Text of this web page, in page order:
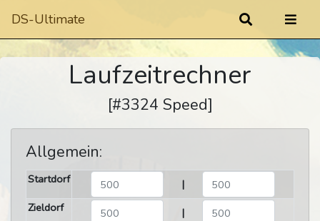
DS-Ultimate
Laufzeitrechner
[#3324 Speed]
Allgemein:
Startdorf
|
Zieldorf
|